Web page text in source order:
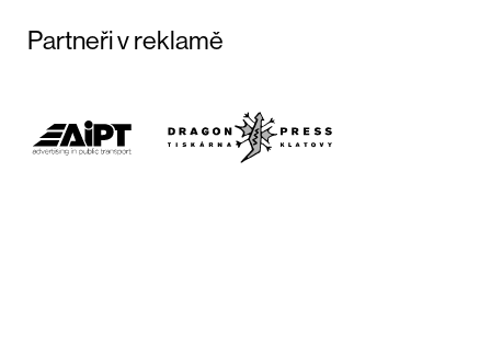
Partneři v reklamě